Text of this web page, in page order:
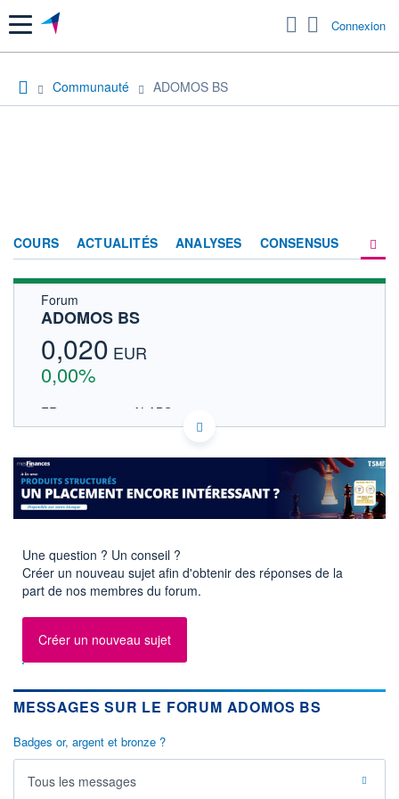
Menu Connexion
Communauté ADOMOS BS
COURS ACTUALITÉS ANALYSES CONSENSUS
Forum
ADOMOS BS
0,020 EUR
0,00%
FR0011524578 ALABS
EURONEXT PARIS DONNÉES TEMPS RÉEL
Cotation sur les autres places
OUVERTURE
0,000
CLÔTURE VEILLE
0,000
VOLUME
0
CAPITAL ÉCHANGÉ
BAISSE
RENDEMENT PER ESTIMÉ
DIVIDENDE
0,00 EUR
Une question ? Un conseil ?
Créer un nouveau sujet afin d'obtenir des réponses de la
part de nos membres du forum.
Créer un nouveau sujet
MESSAGES SUR LE FORUM ADOMOS BS
Badges or, argent et bronze ?
Tous les messages